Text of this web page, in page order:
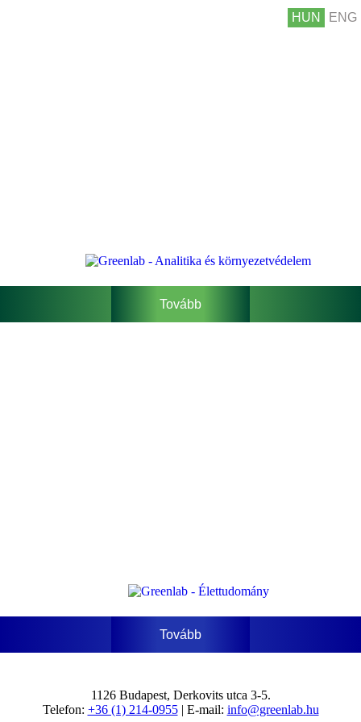
Tovább
Tovább
HUN ENG
1126 Budapest, Derkovits utca 3-5.
Telefon: +36 (1) 214-0955| E-mail: info@greenlab.hu